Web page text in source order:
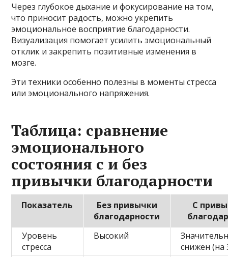
Через глубокое дыхание и фокусирование на том,
что приносит радость, можно укрепить
эмоциональное восприятие благодарности.
Визуализация помогает усилить эмоциональный
отклик и закрепить позитивные изменения в
мозге.
Эти техники особенно полезны в моменты стресса
или эмоционального напряжения.
Таблица: сравнение
эмоционального
состояния с и без
привычки благодарности
Показатель
Без привычки
благодарности
С
Уровень
стресса
Высокий
снижен (на